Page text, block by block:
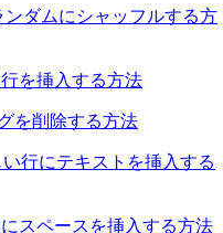
ダムにシャッフルする方
を挿入する方法
を削除する方法
行にテキストを挿入する
スペースを挿入する方法